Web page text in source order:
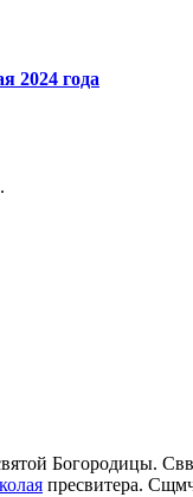
2024 года
Богородицы.
пресвитера.